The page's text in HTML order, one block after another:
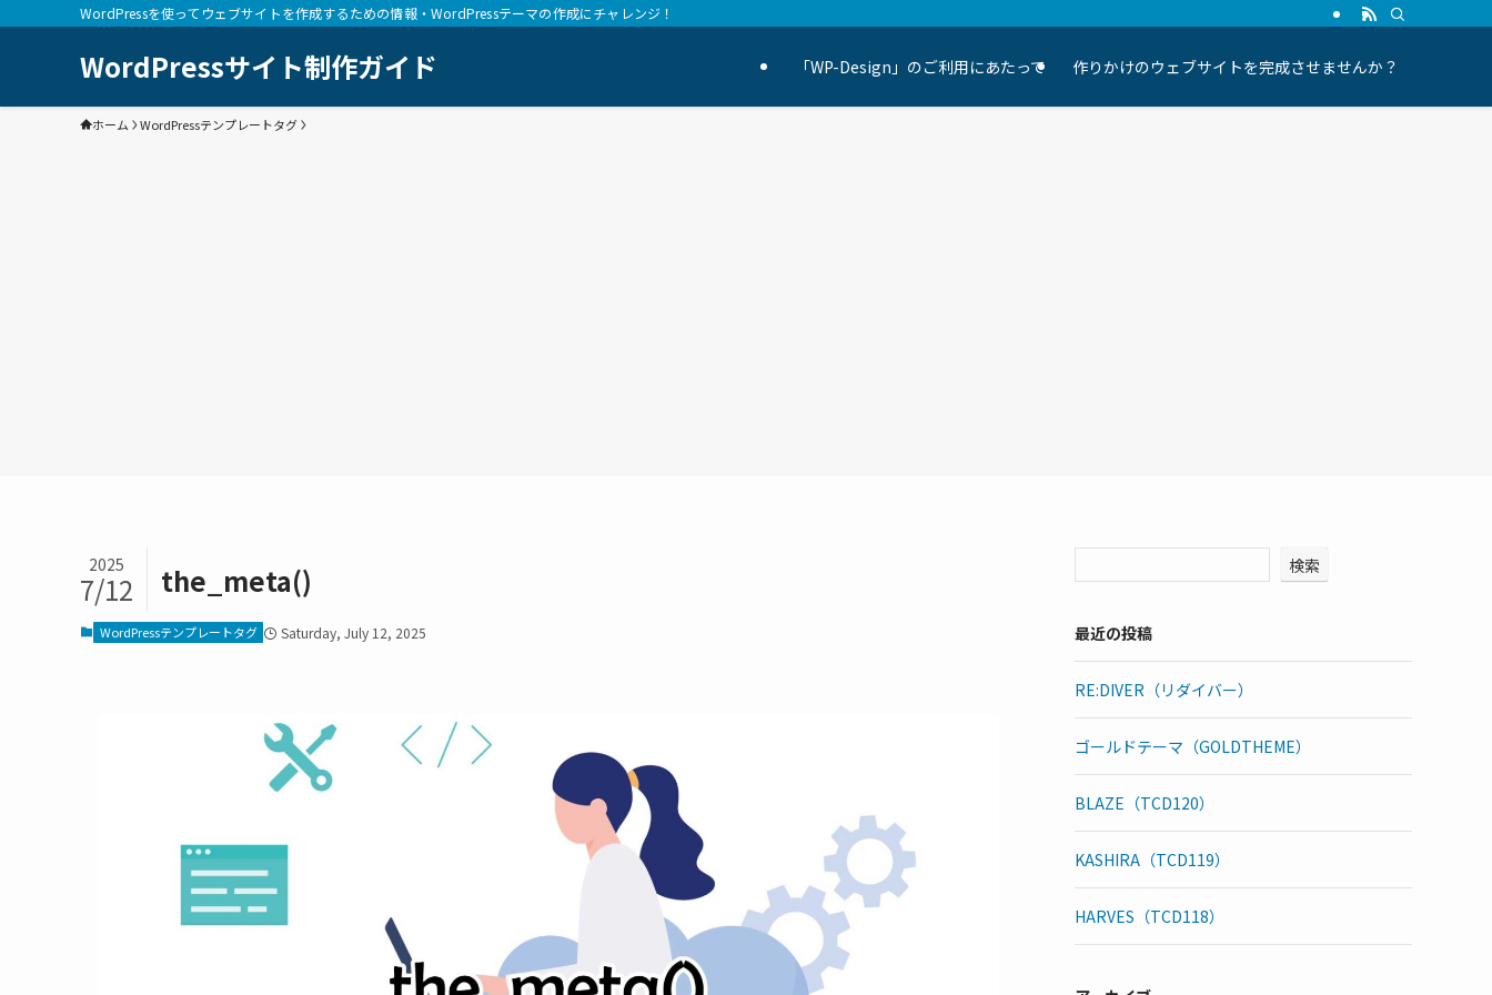
WordPressを使ってウェブサイトを作成するための情報・WordPressテーマの作成にチャレンジ！
WordPressサイト制作ガイド 「WP-Design」のご利用にあたって 作りかけのウェブサイトを完成させませんか？
ホーム WordPressテンプレートタグ
the_meta()
2025
7/12
WordPressテンプレートタグ Saturday, July 12, 2025
検索
最近の投稿
RE:DIVER（リダイバー）
ゴールドテーマ（GOLDTHEME）
BLAZE（TCD120）
KASHIRA（TCD119）
HARVES（TCD118）